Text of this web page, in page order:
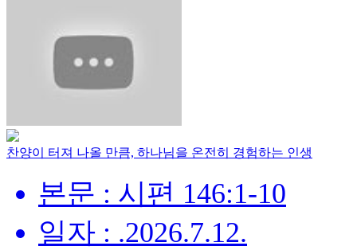
찬양이 터져 나올 만큼, 하나님을 온전히 경험하는 인생
본문 : 시편 146:1-10
일자 : .2026.7.12.